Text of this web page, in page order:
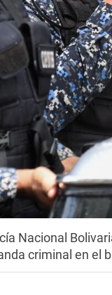
Nacional
criminal en el